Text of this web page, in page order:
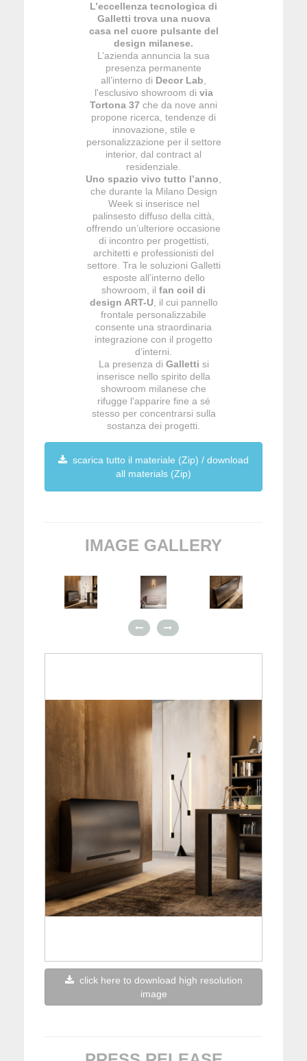
L’eccellenza tecnologica di
Galletti trova una nuova
casa nel cuore pulsante del
design milanese.
L’azienda annuncia la sua
presenza permanente
all’interno di Decor Lab,
l'esclusivo showroom di via
Tortona 37 che da nove anni
propone ricerca, tendenze di
innovazione, stile e
personalizzazione per il settore
interior, dal contract al
residenziale.
Uno spazio vivo tutto l’anno,
che durante la Milano Design
Week si inserisce nel
palinsesto diffuso della città,
offrendo un’ulteriore occasione
di incontro per progettisti,
architetti e professionisti del
settore. Tra le soluzioni Galletti
esposte all’interno dello
showroom, il fan coil di
design ART-U, il cui pannello
frontale personalizzabile
consente una straordinaria
integrazione con il progetto
d’interni.
La presenza di Galletti si
inserisce nello spirito della
showroom milanese che
rifugge l'apparire fine a sé
stesso per concentrarsi sulla
sostanza dei progetti.
scarica tutto il materiale (Zip) / download
all materials (Zip)
IMAGE GALLERY
click here to download high resolution
image